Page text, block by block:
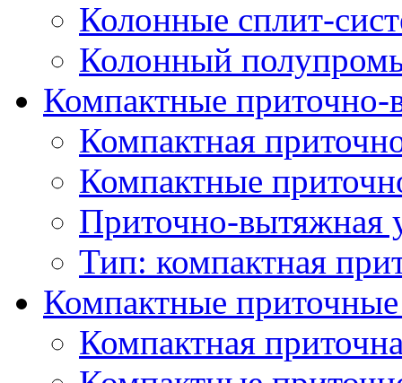
Колонные сплит-
Колонный
Компактные
Компактная
Компактные
Приточно-вытяжная
Тип: компактная
Компактные приточные
Компактная